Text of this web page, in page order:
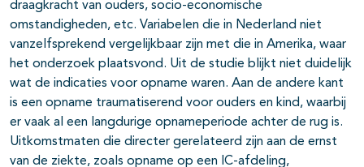
draagkracht van ouders, socio-economische
omstandigheden, etc. Variabelen die in Nederland niet
vanzelfsprekend vergelijkbaar zijn met die in Amerika, waar
het onderzoek plaatsvond. Uit de studie blijkt niet duidelijk
wat de indicaties voor opname waren. Aan de andere kant
is een opname traumatiserend voor ouders en kind, waarbij
er vaak al een langdurige opnameperiode achter de rug is.
Uitkomstmaten die directer gerelateerd zijn aan de ernst
van de ziekte, zoals opname op een IC-afdeling,